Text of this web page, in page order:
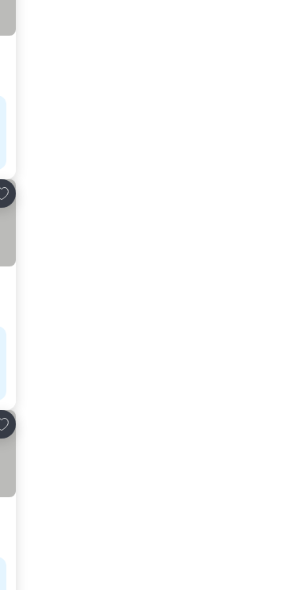
aos favoritos
aos favoritos